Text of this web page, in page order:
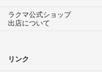
ラクマ公式ショップ
出店について
リンク